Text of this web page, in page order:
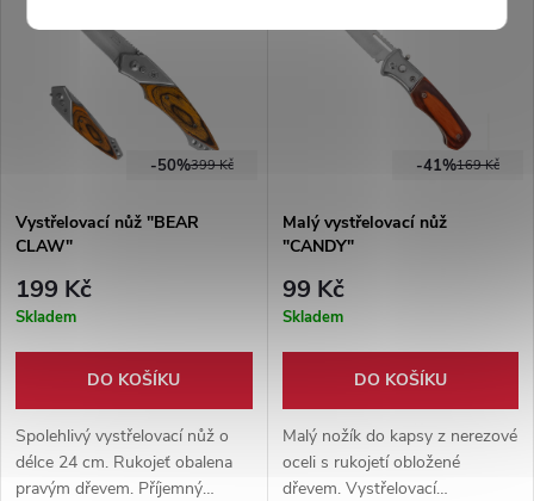
anime a herních skupin.
399 Kč
-50%
Vystřelovací nůž "BEAR
CLAW"
199 Kč
Skladem
DO KOŠÍKU
Spolehlivý vystřelovací nůž o
délce 24 cm. Rukojeť obalena
pravým dřevem. Příjemný
169 Kč
-41%
Malý vystřelovací nůž
"CANDY"
99 Kč
Skladem
DO KOŠÍKU
Malý nožík do kapsy z nerezové
oceli s rukojetí obložené
dřevem. Vystřelovací